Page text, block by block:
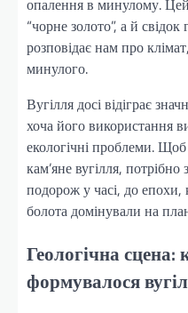
опалення в минулому.
“чорне золото”, а й свідок
розповідає нам про
минулого.
Вугілля досі відіграє
хоча його використання
екологічні проблеми.
кам’яне вугілля,
подорож у часі, до епохи,
болота домінували на
Геологічна сцена:
формувалося